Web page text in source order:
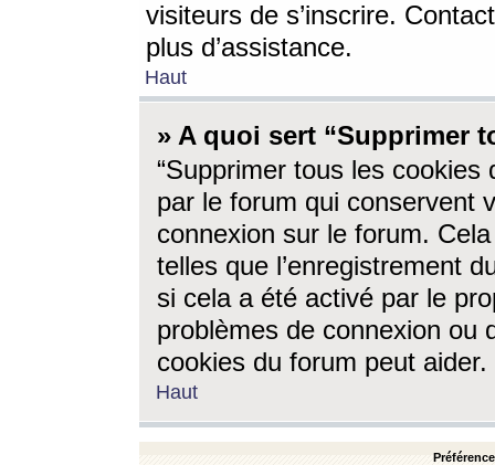
visiteurs de s’inscrire.
plus d’assistance.
Haut
» A quoi sert “Supprimer
“Supprimer tous les cookies
par le forum qui conservent
connexion sur le forum.
telles que l’enregistrement
si cela a été activé par le
problèmes de connexion ou
cookies du forum peut aider.
Haut